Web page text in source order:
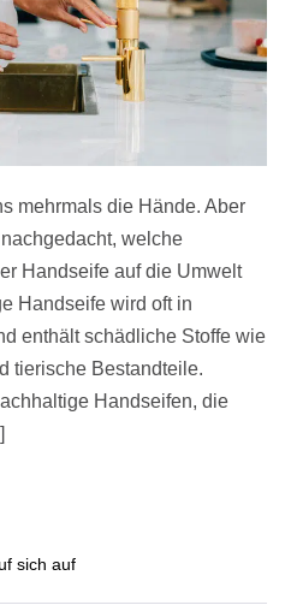
mehrmals die Hände. Aber
welche
Handseife auf die Umwelt
Handseife wird oft in
enthält schädliche Stoffe wie
tierische Bestandteile.
Handseifen, die
sich auf